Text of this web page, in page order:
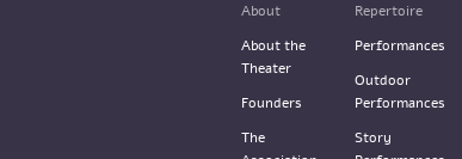
About
About the
Theater
Founders
The
Repertoire
Performances
Outdoor
Performances
Story